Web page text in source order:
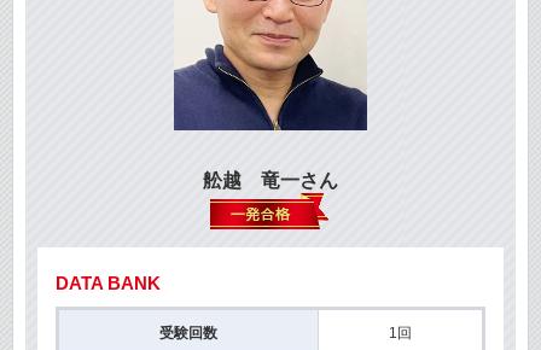
舩越 竜一さん
DATA BANK
受験回数 1回